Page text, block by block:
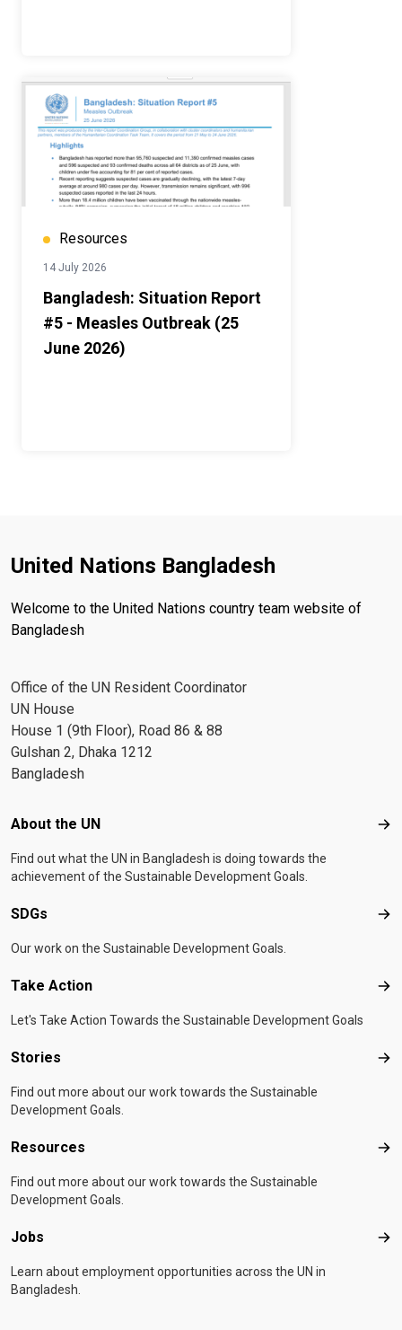
Resources
14 July 2026
Bangladesh: Situation Report
#5 - Measles Outbreak (25
June 2026)
United Nations Bangladesh
Welcome to the United Nations country team website of
Bangladesh
Office of the UN Resident Coordinator
UN House
House 1 (9th Floor), Road 86 & 88
Gulshan 2, Dhaka 1212
Bangladesh
Footer menu
About the UN
Find out what the UN in Bangladesh is doing towards the
achievement of the Sustainable Development Goals.
SDGs
Our work on the Sustainable Development Goals.
Take Action
Let's Take Action Towards the Sustainable Development Goals
Stories
Find out more about our work towards the Sustainable
Development Goals.
Resources
Find out more about our work towards the Sustainable
Development Goals.
Jobs
Learn about employment opportunities across the UN in
Bangladesh.